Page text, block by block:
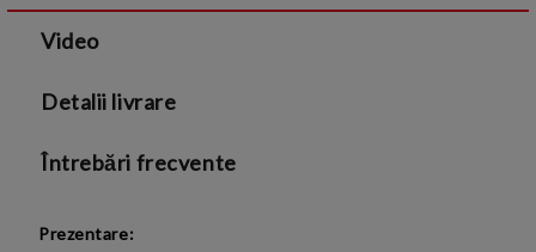
Politica de confidentialitate
Video
Detalii livrare
Întrebări frecvente
Prezentare: